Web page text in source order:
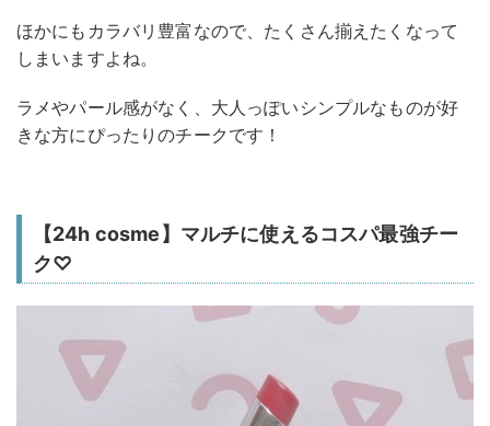
ほかにもカラバリ豊富なので、たくさん揃えたくなって
しまいますよね。
ラメやパール感がなく、大人っぽいシンプルなものが好
きな方にぴったりのチークです！
【24h cosme】マルチに使えるコスパ最強チー
ク♡